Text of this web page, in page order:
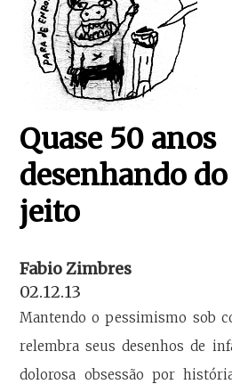
Quase 50 anos
desenhando
jeito
Fabio Zimbres
02.12.13
Mantendo o pessimismo sob
relembra seus desenhos de
dolorosa obsessão por